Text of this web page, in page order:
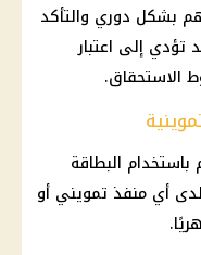
بشكل دوري والتأكد
تؤدي إلى اعتبار
الاستحقاق.
باستخدام البطاقة
أي منفذ تمويني أو